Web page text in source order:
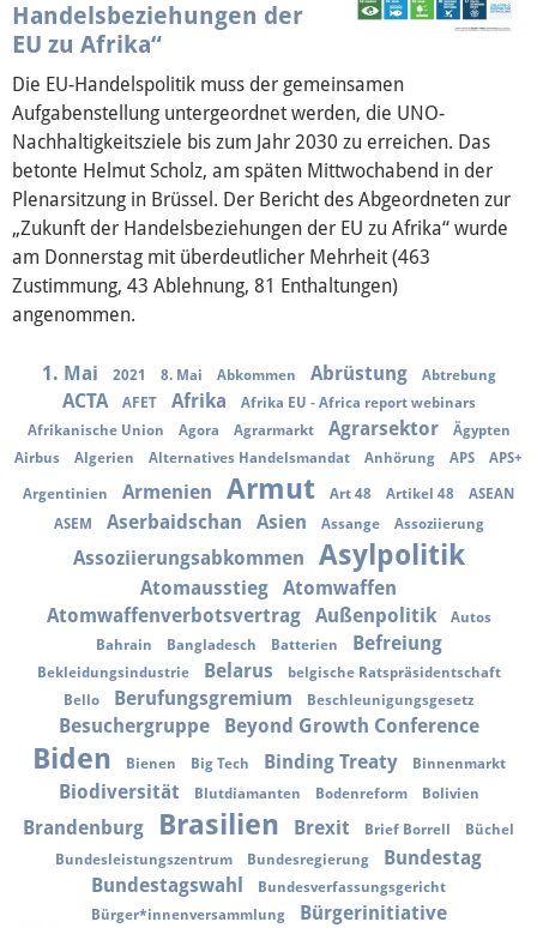
Über mich
Kontakt
Reden
Termine
Presse
Mediathek
Handelsbeziehungen der
EU zu Afrika“
Die EU-Handelspolitik muss der gemeinsamen
Aufgabenstellung untergeordnet werden, die UNO-
Nachhaltigkeitsziele bis zum Jahr 2030 zu erreichen. Das
betonte Helmut Scholz, am späten Mittwochabend in der
Plenarsitzung in Brüssel. Der Bericht des Abgeordneten zur
„Zukunft der Handelsbeziehungen der EU zu Afrika“ wurde
am Donnerstag mit überdeutlicher Mehrheit (463
Zustimmung, 43 Ablehnung, 81 Enthaltungen)
angenommen.
1. Mai 2021 8. Mai Abkommen Abrüstung Abtrebung
ACTA AFET Afrika
Afrika EU - Africa report webinars
Afrikanische Union
Agora Agrarmarkt Agrarsektor
Ägypten
Airbus
Algerien Alternatives Handelsmandat Anhörung APS APS+
Argentinien Armenien Armut Art 48 Artikel 48
ASEAN
ASEM
Aserbaidschan Asien Assange Assoziierung
Assoziierungsabkommen Asylpolitik
Atomausstieg
Atomwaffen
Atomwaffenverbotsvertrag
Außenpolitik
Autos
Bahrain
Bangladesch Batterien Befreiung
Bekleidungsindustrie Belarus
belgische Ratspräsidentschaft
Bello
Berufungsgremium Beschleunigungsgesetz
Besuchergruppe Beyond Growth Conference
Biden Bienen Big Tech Binding Treaty Binnenmarkt
Biodiversität Blutdiamanten Bodenreform Bolivien
Brandenburg Brasilien Brexit Brief Borrell
Büchel
Bundesleistungszentrum
Bundesregierung
Bundestag
Bundestagswahl
Bundesverfassungsgericht
Bürger*innenversammlung
Bürgerinitiative